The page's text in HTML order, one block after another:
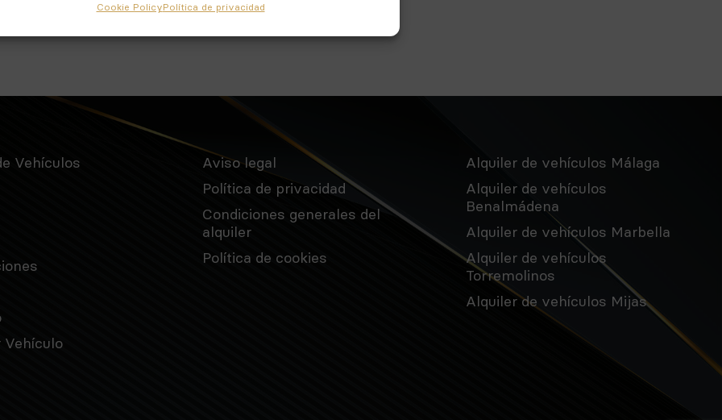
Cookie PolicyPolítica de privacidad
Vehículos
Vehículo
Aviso legal
Política de privacidad
Condiciones generales del
alquiler
Política de cookies
Alquiler de vehículos Málaga
Alquiler de vehículos
Benalmádena
Alquiler de vehículos Marbella
Alquiler de vehículos
Torremolinos
Alquiler de vehículos Mijas